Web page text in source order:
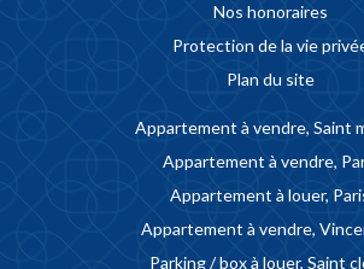
Nos honoraires
Protection de la vie
Plan du site
Appartement à vendre, Saint
Appartement à vendre,
Appartement à louer,
Appartement à vendre,
Parking / box à louer, Saint